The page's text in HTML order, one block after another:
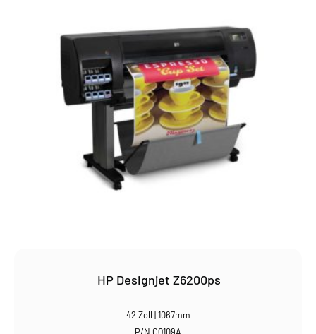
HP Designjet Z6200ps
42 Zoll | 1067mm
P/N CQ109A